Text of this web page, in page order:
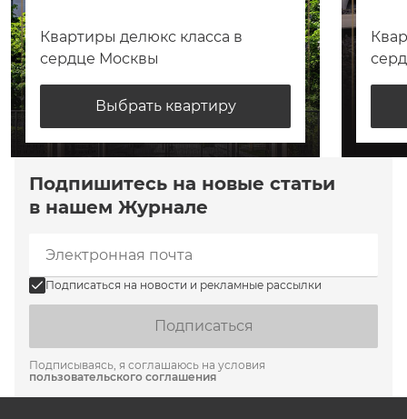
Квартиры делюкс класса в
сердце Москвы
Выбрать квартиру
Подпишитесь на новые статьи
в нашем Журнале
Подписаться на новости и рекламные рассылки
Подписаться
Подписываясь, я соглашаюсь на условия
пользовательского соглашения